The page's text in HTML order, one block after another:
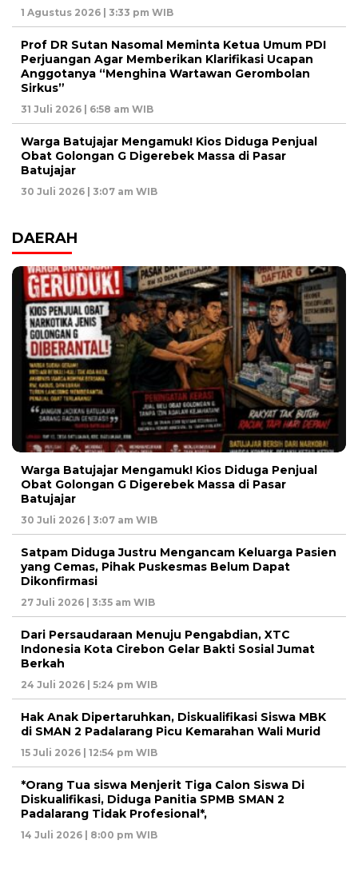
1 Agustus 2026 | 3:33 pm WIB
Prof DR Sutan Nasomal Meminta Ketua Umum PDI
Perjuangan Agar Memberikan Klarifikasi Ucapan
Anggotanya “Menghina Wartawan Gerombolan
Sirkus”
31 Juli 2026 | 6:58 am WIB
Warga Batujajar Mengamuk! Kios Diduga Penjual
Obat Golongan G Digerebek Massa di Pasar
Batujajar
30 Juli 2026 | 3:07 am WIB
DAERAH
Warga Batujajar Mengamuk! Kios Diduga Penjual
Obat Golongan G Digerebek Massa di Pasar
Batujajar
30 Juli 2026 | 3:07 am WIB
Satpam Diduga Justru Mengancam Keluarga Pasien
yang Cemas, Pihak Puskesmas Belum Dapat
Dikonfirmasi
27 Juli 2026 | 3:35 am WIB
Dari Persaudaraan Menuju Pengabdian, XTC
Indonesia Kota Cirebon Gelar Bakti Sosial Jumat
Berkah
24 Juli 2026 | 5:24 pm WIB
Hak Anak Dipertaruhkan, Diskualifikasi Siswa MBK
di SMAN 2 Padalarang Picu Kemarahan Wali Murid
15 Juli 2026 | 12:54 pm WIB
*Orang Tua siswa Menjerit Tiga Calon Siswa Di
Diskualifikasi, Diduga Panitia SPMB SMAN 2
Padalarang Tidak Profesional*,
14 Juli 2026 | 8:00 pm WIB